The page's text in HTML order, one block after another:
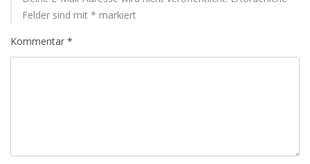
Felder sind mit * markiert
Kommentar *